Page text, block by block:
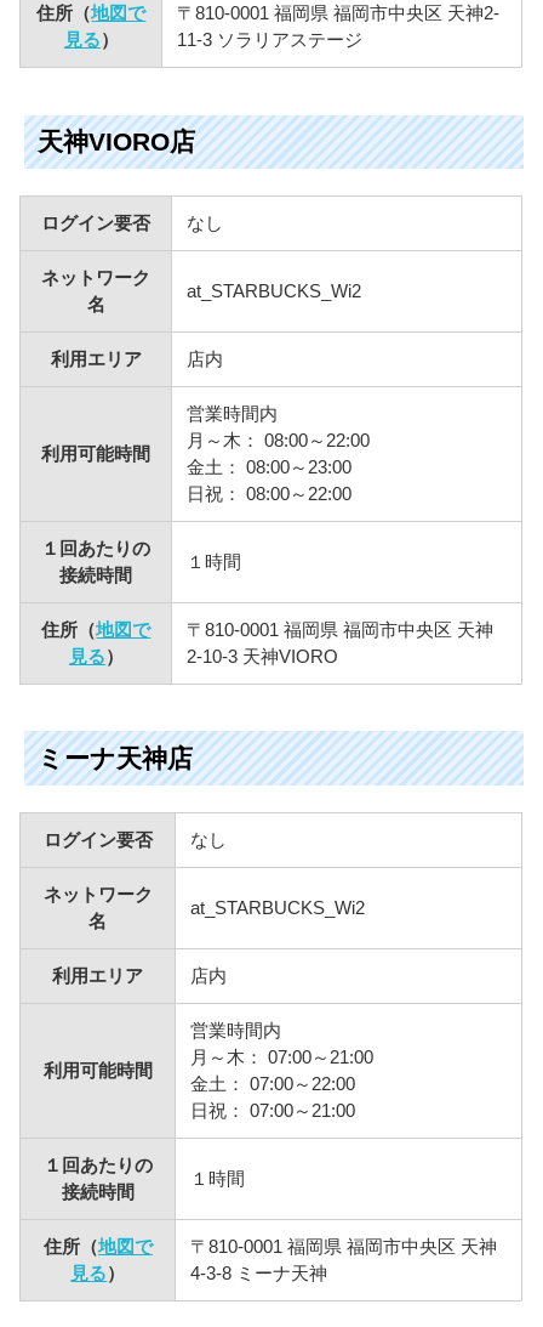
住所（地図で
見る）
〒810-0001 福岡県 福岡市中央区 天神2-
11-3 ソラリアステージ
天神VIORO店
ログイン要否 なし
ネットワーク
名
at_STARBUCKS_Wi2
利用エリア 店内
利用可能時間
営業時間内
月～木： 08:00～22:00
金土： 08:00～23:00
日祝： 08:00～22:00
１回あたりの
接続時間
１時間
住所（地図で
見る）
〒810-0001 福岡県 福岡市中央区 天神
2-10-3 天神VIORO
ミーナ天神店
ログイン要否 なし
ネットワーク
名
at_STARBUCKS_Wi2
利用エリア 店内
利用可能時間
営業時間内
月～木： 07:00～21:00
金土： 07:00～22:00
日祝： 07:00～21:00
１回あたりの
接続時間
１時間
住所（地図で
見る）
〒810-0001 福岡県 福岡市中央区 天神
4-3-8 ミーナ天神